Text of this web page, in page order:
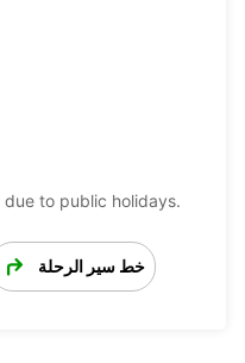
to public holidays.
خط سير الرحلة